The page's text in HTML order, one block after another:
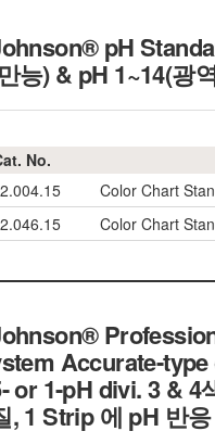
pH
능) & pH 1~14(광
No.
Color Chart
Color Chart
Accurate-type
or 1-pH divi. 3 & 4
, 1 Strip 에 pH 반